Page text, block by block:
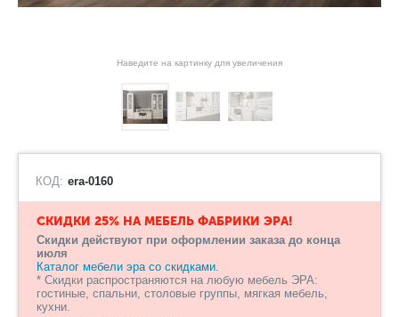
Наведите на картинку для увеличения
КОД: era-0160
СКИДКИ 25% НА МЕБЕЛЬ ФАБРИКИ ЭРА!
Скидки действуют при оформлении заказа до конца
июля
Каталог мебели эра со скидками.
* Скидки распространяются на любую мебель ЭРА:
гостиные, спальни, столовые группы, мягкая мебель,
кухни.